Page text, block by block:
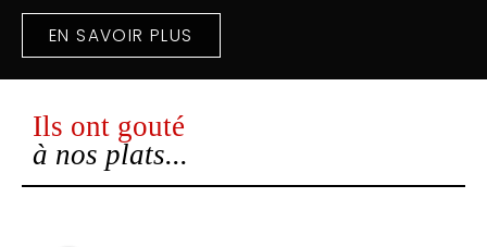
EN SAVOIR PLUS
Ils ont gouté
à nos plats...